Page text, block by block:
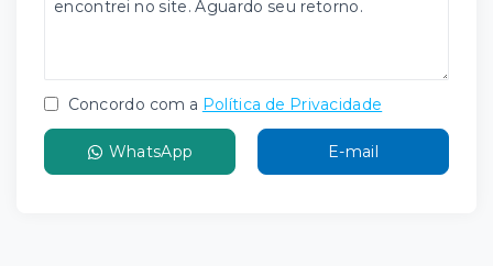
Concordo com a Política de Privacidade
WhatsApp E-mail